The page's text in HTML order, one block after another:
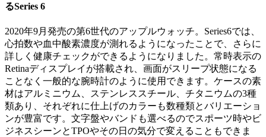
るSeries 6
2020年9月発売の第6世代のアップルウォッチ。Series6では、
心拍数や血中酸素濃度が測れるようになったことで、さらに
詳しく健康チェックができるようになりました。常時表示の
Retinaディスプレイが搭載され、画面がスリープ状態になる
ことなく一般的な腕時計のように使用できます。ケースの素
材はアルミニウム、ステンレススチール、チタニウムの3種
類あり、それぞれに仕上げのカラーも数種類とバリエーショ
ンが豊富です。文字盤やバンドも選べるのでスポーツ時やビ
ジネスシーンとTPOやその日の気分で変えることもできま